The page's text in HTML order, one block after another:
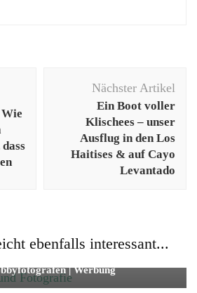
Nächster Artikel
Ein Boot voller
Klischees – unser
Ausflug in den Los
Haitises & auf Cayo
Levantado
ebenfalls interessant...
| Werbung